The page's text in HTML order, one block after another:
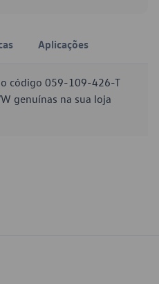
Aplicações
código 059-109-426-T
genuínas na sua loja